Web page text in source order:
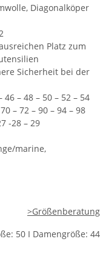
Diagonalköper
Platz zum
Sicherheit bei der
– 48 – 50 – 52 – 54
– 72 – 90 – 94 – 98
-28 – 29
marine,
>Größenberatung
50 I Damengröße: 44